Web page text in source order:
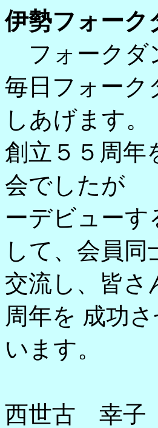
伊勢フォーク
フォークダ
毎日フォーク
しあげます。
創立５５周年
会でしたが
ーデビューす
して、会員
交流し、皆さ
周年を 成功
います。
伊勢フ
西世古 幸子